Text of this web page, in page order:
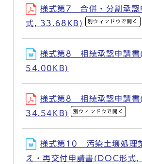
様式第7 合併・分割承認
式, 33.68KB)
別ウィンドウで開く
様式第8 相続承認申請書
54.00KB)
様式第8 相続承認申請書
34.54KB)
別ウィンドウで開く
様式第10 汚染土壌処理
え・再交付申請書(DOC形